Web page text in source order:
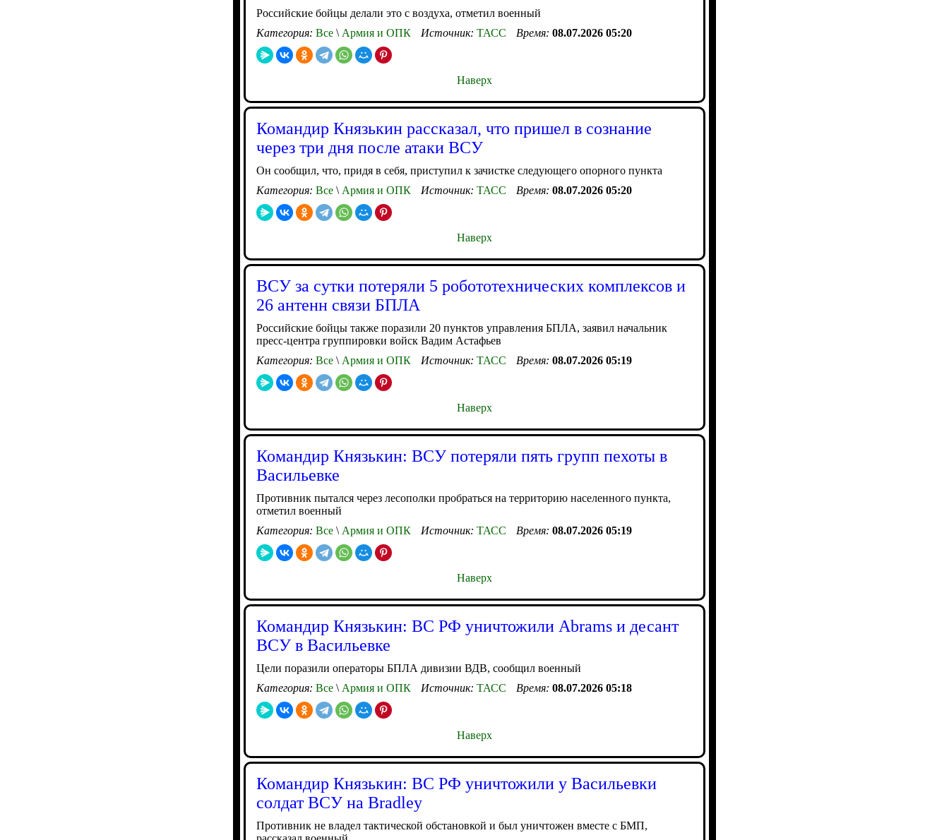
Российские бойцы делали это с воздуха, отметил военный
Категория: Все \ Армия и ОПК Источник: ТАСС Время: 08.07.2026 05:20
Наверх
Командир Князькин рассказал, что пришел в сознание
через три дня после атаки ВСУ
Он сообщил, что, придя в себя, приступил к зачистке следующего опорного пункта
Категория: Все \ Армия и ОПК Источник: ТАСС Время: 08.07.2026 05:20
Наверх
ВСУ за сутки потеряли 5 робототехнических комплексов и
26 антенн связи БПЛА
Российские бойцы также поразили 20 пунктов управления БПЛА, заявил начальник
пресс-центра группировки войск Вадим Астафьев
Категория: Все \ Армия и ОПК Источник: ТАСС Время: 08.07.2026 05:19
Наверх
Командир Князькин: ВСУ потеряли пять групп пехоты в
Васильевке
Противник пытался через лесополки пробраться на территорию населенного пункта,
отметил военный
Категория: Все \ Армия и ОПК Источник: ТАСС Время: 08.07.2026 05:19
Наверх
Командир Князькин: ВС РФ уничтожили Abrams и десант
ВСУ в Васильевке
Цели поразили операторы БПЛА дивизии ВДВ, сообщил военный
Категория: Все \ Армия и ОПК Источник: ТАСС Время: 08.07.2026 05:18
Наверх
Командир Князькин: ВС РФ уничтожили у Васильевки
солдат ВСУ на Bradley
Противник не владел тактической обстановкой и был уничтожен вместе с БМП,